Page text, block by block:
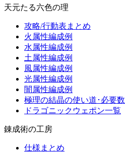
天元たる六色の理
攻略/行動表まとめ
火属性編成例
水属性編成例
土属性編成例
風属性編成例
光属性編成例
闇属性編成例
極理の結晶の使い道･必要数
ドラゴニックウェポン一覧
錬成術の工房
仕様まとめ